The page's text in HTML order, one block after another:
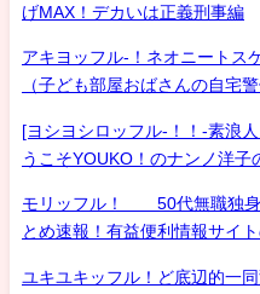
げMAX！デカいは正義刑事編
アキヨッフル-！ネオニートス
（子ども部屋おばさんの自宅
[ヨシヨシロッフル-！！-素浪
うこそYOUKO！のナンノ洋子
モリッフル！ 50代無職独身
とめ速報！有益便利情報サイ
ユキユキッフル！ど底辺的一